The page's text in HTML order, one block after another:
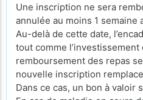
Une inscription ne sera
annulée au moins 1 semaine
Au-delà de cette date,
tout comme
remboursement des repas
nouvelle inscription
Dans ce cas, un bon à valoir